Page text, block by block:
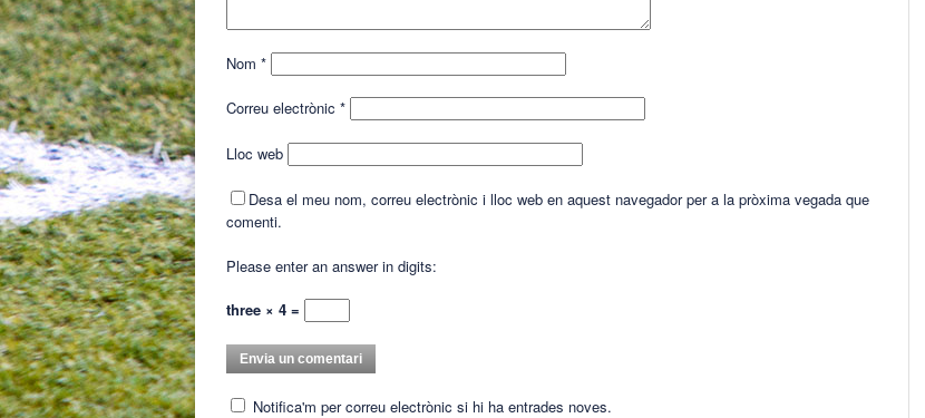
Nom *
Correu electrònic *
Lloc web
Desa el meu nom, correu electrònic i lloc web en aquest navegador per a la pròxima vegada que
comenti.
Please enter an answer in digits:
three × 4 =
Notifica'm per correu electrònic si hi ha entrades noves.